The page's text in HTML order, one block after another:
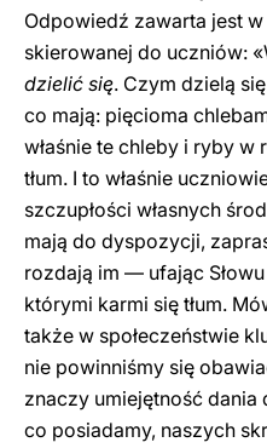
Odpowiedź zawarta jest
skierowanej do uczniów:
dzielić się. Czym dzielą
co mają: pięcioma
właśnie te chleby i ryby w
tłum. I to właśnie
szczupłości własnych
mają do dyspozycji,
rozdają im — ufając
którymi karmi się tłum.
także w społeczeństwie
nie powinniśmy się
znaczy umiejętność
co posiadamy, naszych